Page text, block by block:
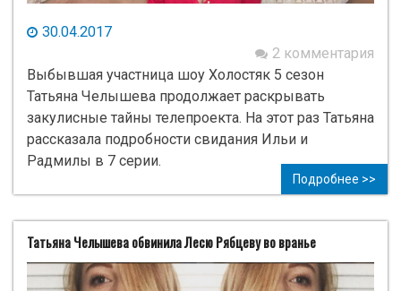
30.04.2017
2 комментария
Выбывшая участница шоу Холостяк 5 сезон
Татьяна Челышева продолжает раскрывать
закулисные тайны телепроекта. На этот раз Татьяна
рассказала подробности свидания Ильи и
Радмилы в 7 серии.
Подробнее >>
Татьяна Челышева обвинила Лесю Рябцеву во вранье